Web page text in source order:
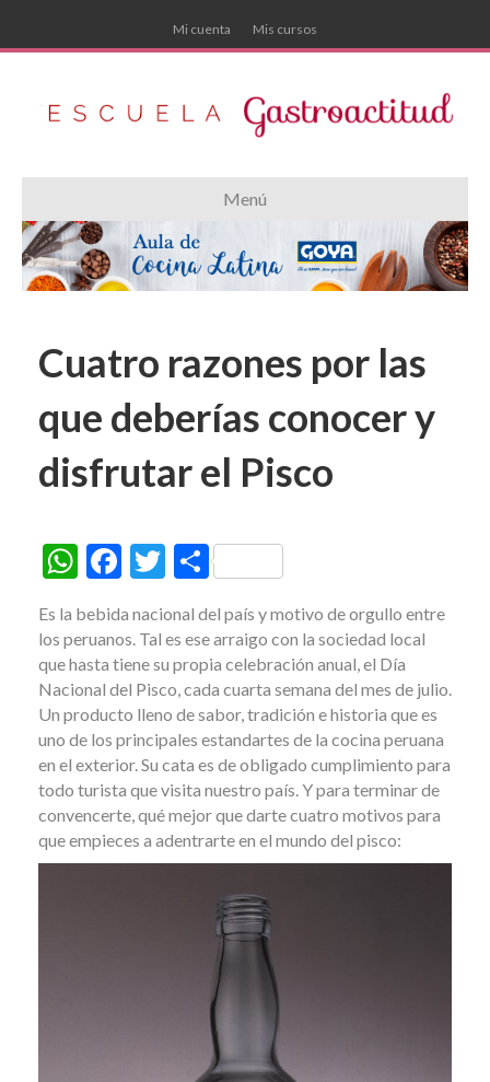
Mi cuenta Mis cursos
Menú
Cuatro razones por las
que deberías conocer y
disfrutar el Pisco
W
at
s
A
p
p
F
e
b
o
o
k
T
itt
er
C
m
p
ar
ti
r
Es la bebida nacional del país y motivo de orgullo entre
los peruanos. Tal es ese arraigo con la sociedad local
que hasta tiene su propia celebración anual, el Día
Nacional del Pisco, cada cuarta semana del mes de julio.
Un producto lleno de sabor, tradición e historia que es
uno de los principales estandartes de la cocina peruana
en el exterior. Su cata es de obligado cumplimiento para
todo turista que visita nuestro país. Y para terminar de
convencerte, qué mejor que darte cuatro motivos para
que empieces a adentrarte en el mundo del pisco: